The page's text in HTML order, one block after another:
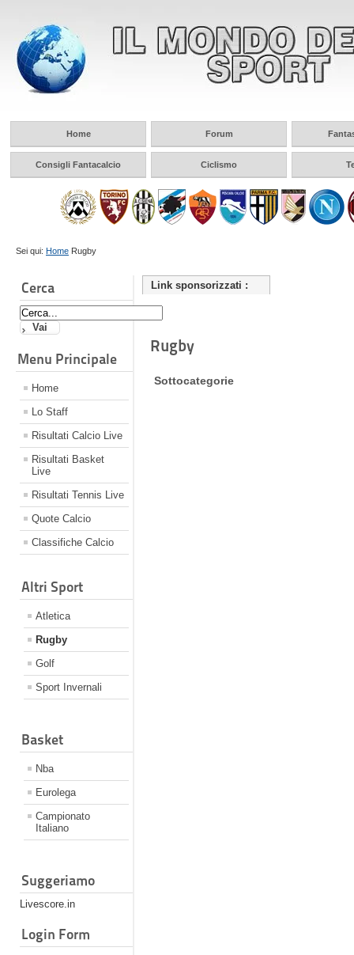
Home Forum
Consigli Fantacalcio Ciclismo
Sei qui: Home Rugby
Cerca
Menu Principale
Home
Lo Staff
Risultati Calcio Live
Risultati Basket
Live
Risultati Tennis Live
Quote Calcio
Classifiche Calcio
Altri Sport
Atletica
Rugby
Golf
Sport Invernali
Basket
Nba
Eurolega
Campionato
Italiano
Suggeriamo
Livescore.in
Login Form
Link sponsorizzati :
Rugby
Sottocategorie